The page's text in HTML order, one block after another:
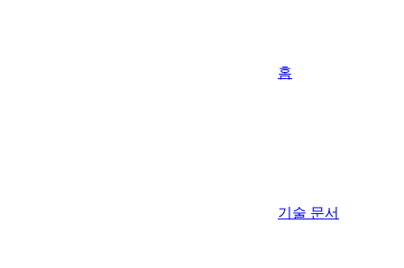
홈
기술 문서